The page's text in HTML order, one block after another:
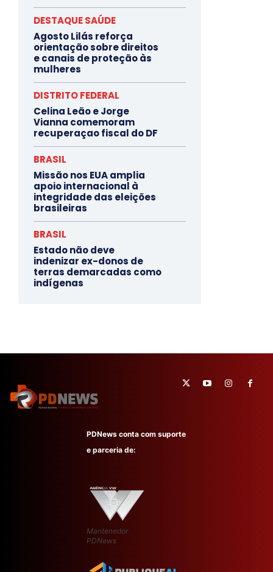
DESTAQUE SAÚDE
Agosto Lilás reforça
orientação sobre direitos
e canais de proteção às
mulheres
DISTRITO FEDERAL
Celina Leão e Jorge
Vianna comemoram
recuperaçao fiscal do DF
BRASIL
Missão nos EUA amplia
apoio internacional à
integridade das eleições
brasileiras
BRASIL
Estado não deve
indenizar ex-donos de
terras demarcadas como
indígenas
PDNews conta com suporte
e parceria de:
Mantenedor
PDNews